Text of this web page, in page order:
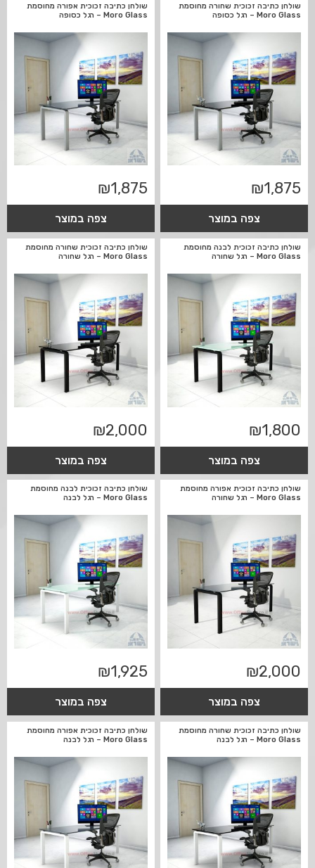
שולחן כתיבה זכוכית שחורה מחוסמת
Moro Glass – רגל כסופה
₪1,875
צפה במוצר
שולחן כתיבה זכוכית אפורה מחוסמת
Moro Glass – רגל כסופה
₪1,875
צפה במוצר
שולחן כתיבה זכוכית לבנה מחוסמת
Moro Glass – רגל שחורה
₪1,800
צפה במוצר
שולחן כתיבה זכוכית שחורה מחוסמת
Moro Glass – רגל שחורה
₪2,000
צפה במוצר
שולחן כתיבה זכוכית אפורה מחוסמת
Moro Glass – רגל שחורה
₪2,000
צפה במוצר
שולחן כתיבה זכוכית לבנה מחוסמת
Moro Glass – רגל לבנה
₪1,925
צפה במוצר
שולחן כתיבה זכוכית שחורה מחוסמת
Moro Glass – רגל לבנה
שולחן כתיבה זכוכית אפורה מחוסמת
Moro Glass – רגל לבנה